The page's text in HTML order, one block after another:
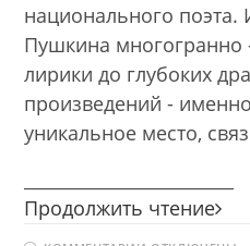
национального поэта.
Пушкина многогранно
лирики до глубоких
произведений -
уникальное место,
Продолжить чтение